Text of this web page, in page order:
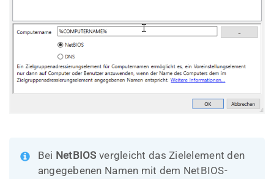
Bei NetBIOS vergleicht das Zielelement den
angegebenen Namen mit dem NetBIOS-